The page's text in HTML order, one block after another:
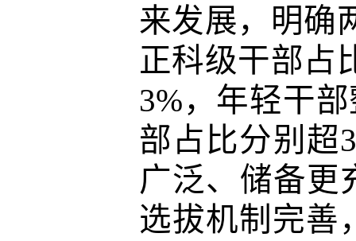
来发展，明确
正科级干部占
3%，年轻干
部占比分别超
广泛、储备更
选拔机制完善